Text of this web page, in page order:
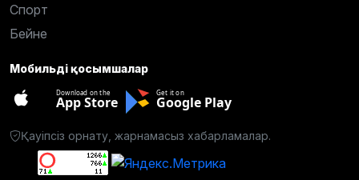
Спорт
Бейне
Мобильді қосымшалар
Download on the
App Store
Get it on
Google Play
Қауіпсіз орнату, жарнамасыз хабарламалар.